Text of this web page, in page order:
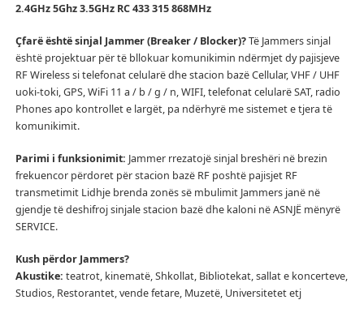
2.4GHz 5Ghz 3.5GHz RC 433 315 868MHz
Çfarë është sinjal Jammer (Breaker / Blocker)?Të Jammers sinjal
është projektuar për të bllokuar komunikimin ndërmjet dy pajisjeve
RF Wireless si telefonat celularë dhe stacion bazë Cellular, VHF / UHF
uoki-toki, GPS, WiFi 11 a / b / g / n, WIFI, telefonat celularë SAT, radio
Phones apo kontrollet e largët, pa ndërhyrë me sistemet e tjera të
komunikimit.
Parimi i funksionimit: Jammer rrezatojë sinjal breshëri në brezin
frekuencor përdoret për stacion bazë RF poshtë pajisjet RF
transmetimit Lidhje brenda zonës së mbulimit Jammers janë në
gjendje të deshifroj sinjale stacion bazë dhe kaloni në ASNJË mënyrë
SERVICE.
Kush përdor Jammers?
Akustike: teatrot, kinematë, Shkollat, Bibliotekat, sallat e koncerteve,
Studios, Restorantet, vende fetare, Muzetë, Universitetet etj